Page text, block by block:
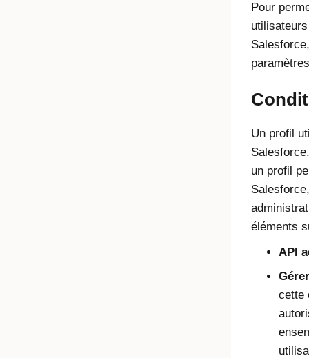
Pour
Un profil
un profil
éléments
API
cette